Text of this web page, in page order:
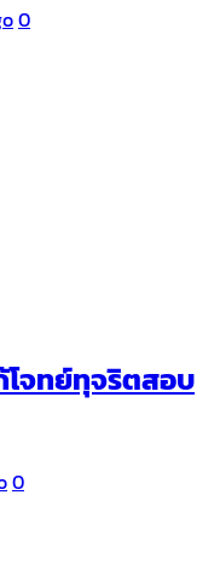
0
โจทย์ทุจริตสอบ
0